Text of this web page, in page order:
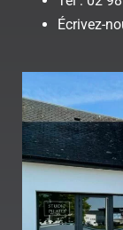
Écrivez-